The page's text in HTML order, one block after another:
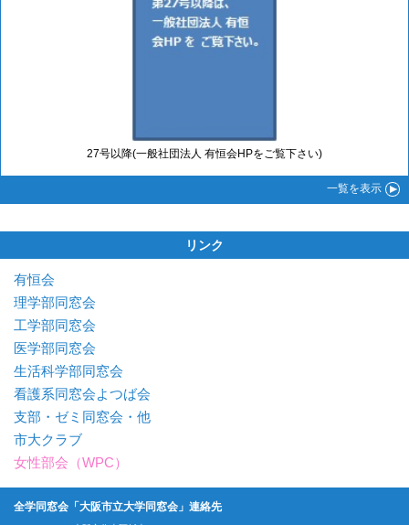
27号以降(一般社団法人 有恒会HPをご覧下さい)
一覧を表示
リンク
有恒会
理学部同窓会
工学部同窓会
医学部同窓会
生活科学部同窓会
看護系同窓会よつば会
支部・ゼミ同窓会・他
市大クラブ
女性部会（WPC）
全学同窓会「大阪市立大学同窓会」連絡先